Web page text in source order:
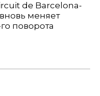
de Barcelona-
меняет
поворота